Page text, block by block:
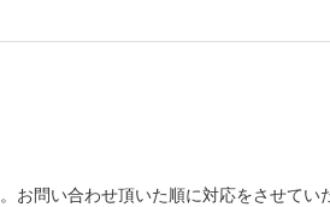
お問い合わせ頂いた順に対応をさせてい